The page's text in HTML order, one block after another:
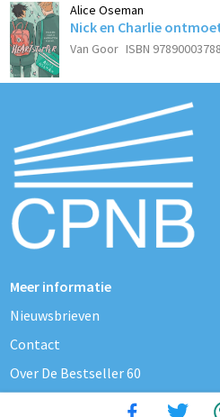
Alice Oseman
Nick en Charlie
Van Goor ISBN
Meer informatie
Nieuwsbrieven
Contact
Over De Bestseller 60